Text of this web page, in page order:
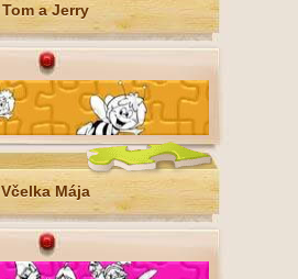
Tom a Jerry
Včelka Mája